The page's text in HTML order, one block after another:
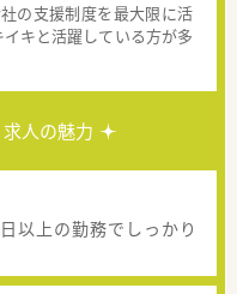
の支援制度を最大限に活
キと活躍している方が多
求人の魅力
以上の勤務でしっかり